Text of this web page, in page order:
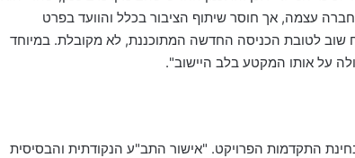
עצמה, אך חוסר שיתוף הציבור בכלל והוועד בפרט
לטובת הכניסה החדשה המתוכננת, לא מקובלת. במיוחד
על אותו המקטע בלב היישוב".
התקדמות הפרויקט. "אישור התב"ע הנקודתית והבסיסית